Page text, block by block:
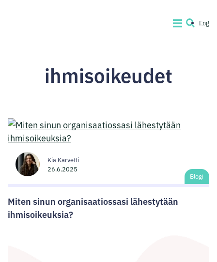
VALIKKOHAKUEng
ihmisoikeudet
Kia Karvetti
26.6.2025
Blogi
Miten sinun organisaatiossasi lähestytään
ihmisoikeuksia?